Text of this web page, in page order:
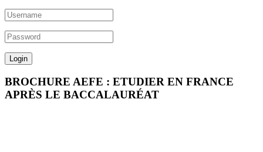
BROCHURE AEFE : ETUDIER EN FRANCE
APRÈS LE BACCALAURÉAT